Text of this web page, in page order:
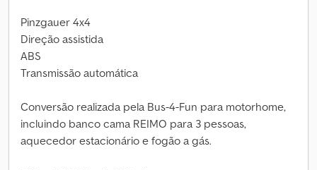
Pinzgauer 4x4
Direção assistida
ABS
Transmissão automática
Conversão realizada pela Bus-4-Fun para motorhome,
incluindo banco cama REIMO para 3 pessoas,
aquecedor estacionário e fogão a gás.